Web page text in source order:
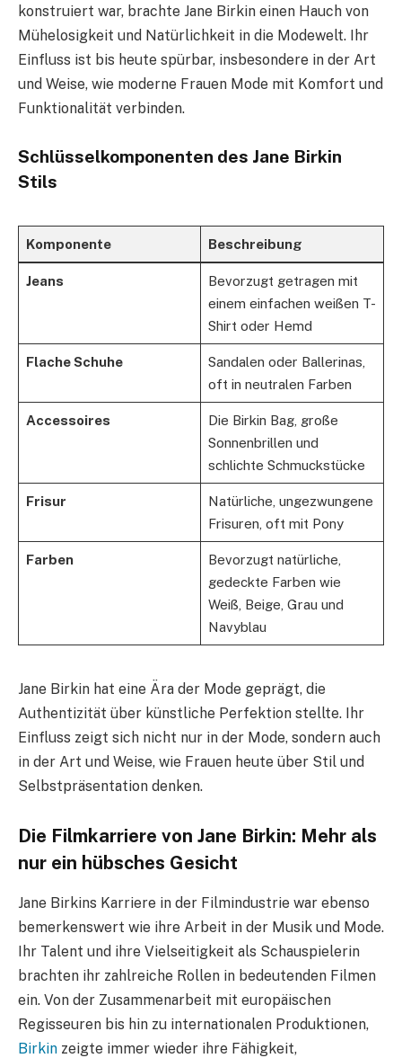
konstruiert war, brachte Jane Birkin einen Hauch von
Mühelosigkeit und Natürlichkeit in die Modewelt. Ihr
Einfluss ist bis heute spürbar, insbesondere in der Art
und Weise, wie moderne Frauen Mode mit Komfort und
Funktionalität verbinden.
Schlüsselkomponenten des Jane Birkin
Stils
Komponente Beschreibung
Jeans
Bevorzugt getragen mit
einem einfachen weißen T-
Shirt oder Hemd
Flache Schuhe
Sandalen oder Ballerinas,
oft in neutralen Farben
Accessoires
Die Birkin Bag, große
Sonnenbrillen und
schlichte Schmuckstücke
Frisur
Natürliche, ungezwungene
Frisuren, oft mit Pony
Farben
Bevorzugt natürliche,
gedeckte Farben wie
Weiß, Beige, Grau und
Navyblau
Jane Birkin hat eine Ära der Mode geprägt, die
Authentizität über künstliche Perfektion stellte. Ihr
Einfluss zeigt sich nicht nur in der Mode, sondern auch
in der Art und Weise, wie Frauen heute über Stil und
Selbstpräsentation denken.
Die Filmkarriere von Jane Birkin: Mehr als
nur ein hübsches Gesicht
Jane Birkins Karriere in der Filmindustrie war ebenso
bemerkenswert wie ihre Arbeit in der Musik und Mode.
Ihr Talent und ihre Vielseitigkeit als Schauspielerin
brachten ihr zahlreiche Rollen in bedeutenden Filmen
ein. Von der Zusammenarbeit mit europäischen
Regisseuren bis hin zu internationalen Produktionen,
Birkin zeigte immer wieder ihre Fähigkeit,